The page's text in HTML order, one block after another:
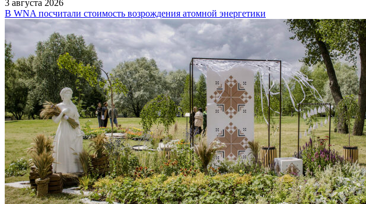
3 августа 2026
В WNA посчитали стоимость возрождения атомной энергетики